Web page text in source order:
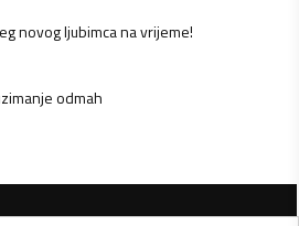
novog ljubimca na vrijeme!
odmah